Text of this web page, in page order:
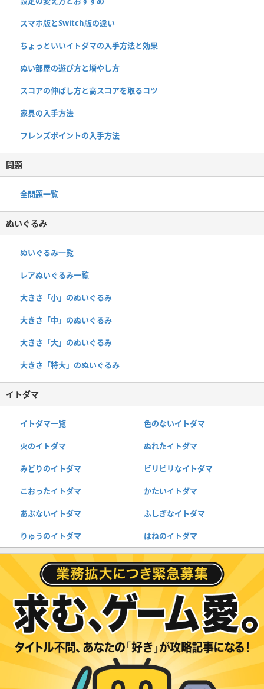
スマホ版とSwitch版の違い
ちょっといいイトダマの入手方法と効果
ぬい部屋の遊び方と増やし方
スコアの伸ばし方と高スコアを取るコツ
家具の入手方法
フレンズポイントの入手方法
問題
全問題一覧
ぬいぐるみ
ぬいぐるみ一覧
レアぬいぐるみ一覧
大きさ「小」のぬいぐるみ
大きさ「中」のぬいぐるみ
大きさ「大」のぬいぐるみ
大きさ「特大」のぬいぐるみ
イトダマ
イトダマ一覧 色のないイトダマ
火のイトダマ ぬれたイトダマ
みどりのイトダマ ビリビリなイトダマ
こおったイトダマ かたいイトダマ
あぶないイトダマ ふしぎなイトダマ
りゅうのイトダマ はねのイトダマ